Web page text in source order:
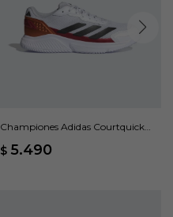
Championes Adidas Courtquick
$ 5.490